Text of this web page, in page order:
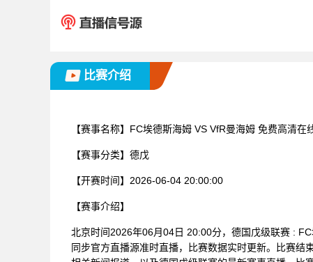
比赛介绍
【赛事名称】 FC埃德斯海姆 VS VfR曼海姆 免费高清在
【赛事分类】 德戊
【开赛时间】 2026-06-04 20:00:00
【赛事介绍】
北京时间2026年06月04日 20:00分，德国戊级联赛 :
同步官方直播源准时直播，比赛数据实时更新。比赛